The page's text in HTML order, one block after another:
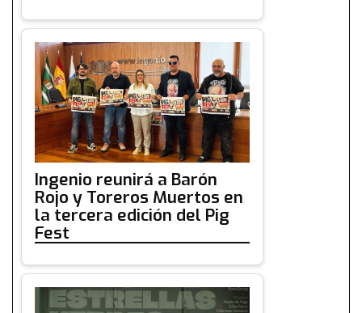
Ingenio reunirá a Barón
Rojo y Toreros Muertos en
la tercera edición del Pig
Fest